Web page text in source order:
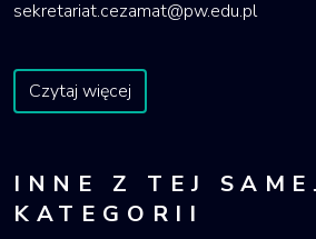
sekretariat.cezamat@pw.edu.pl
Czytaj więcej
INNE Z TEJ
KATEGORII